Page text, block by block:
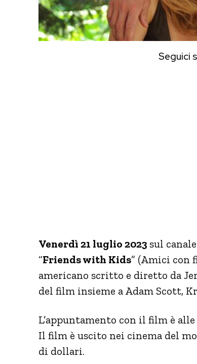
Seguici
Venerdì 21 luglio 2023 sul canale
“Friends with Kids” (Amici
americano scritto e diretto da
del film insieme a Adam Scott,
L’appuntamento con il film è alle
Il film è uscito nei cinema del
di dollari.